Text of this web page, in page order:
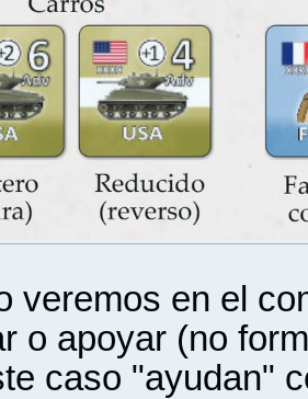
veremos en el
o apoyar (no
caso "ayudan"